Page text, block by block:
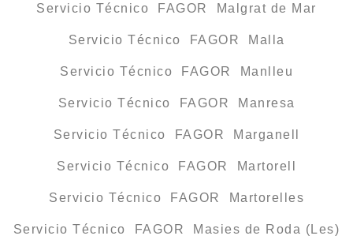
Servicio Técnico FAGOR Malgrat de Mar
Servicio Técnico FAGOR Malla
Servicio Técnico FAGOR Manlleu
Servicio Técnico FAGOR Manresa
Servicio Técnico FAGOR Marganell
Servicio Técnico FAGOR Martorell
Servicio Técnico FAGOR Martorelles
Servicio Técnico FAGOR Masies de Roda (Les)